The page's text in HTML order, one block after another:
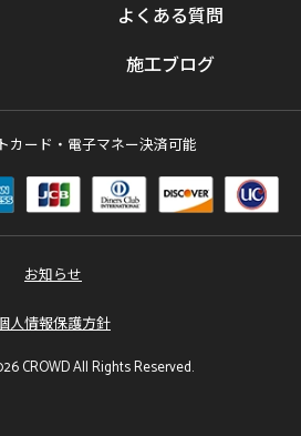
よくある質問
施工ブログ
カード・電子マネー決済可能
お知らせ
人情報保護方針
CROWD All Rights Reserved.